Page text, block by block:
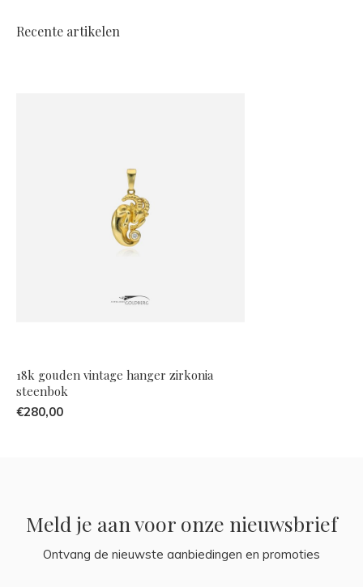
Recente artikelen
18k gouden vintage hanger zirkonia
steenbok
€280,00
Meld je aan voor onze nieuwsbrief
Ontvang de nieuwste aanbiedingen en promoties